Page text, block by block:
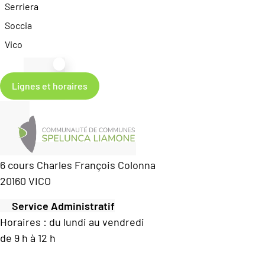
Serriera
Soccia
Vico
Lignes et horaires
6 cours Charles François Colonna
20160 VICO
Service Administratif
Horaires : du lundi au vendredi
de 9 h à 12 h